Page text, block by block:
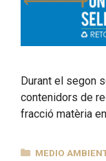
Durant el segon
contenidors de
fracció matèria
CATEGORÍAS
MEDIO